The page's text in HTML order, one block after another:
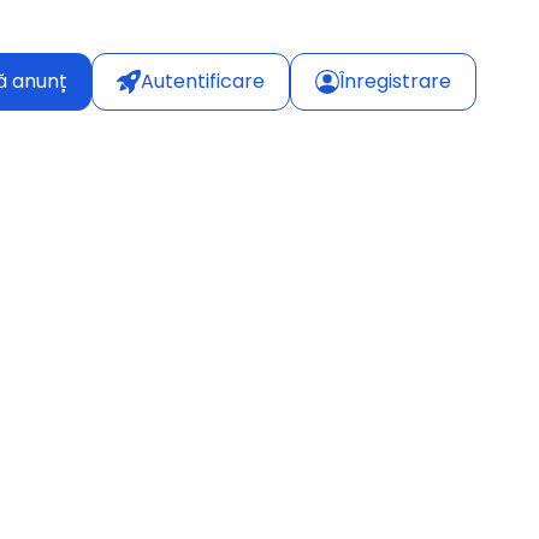
anunț Autentificare Înregistrare